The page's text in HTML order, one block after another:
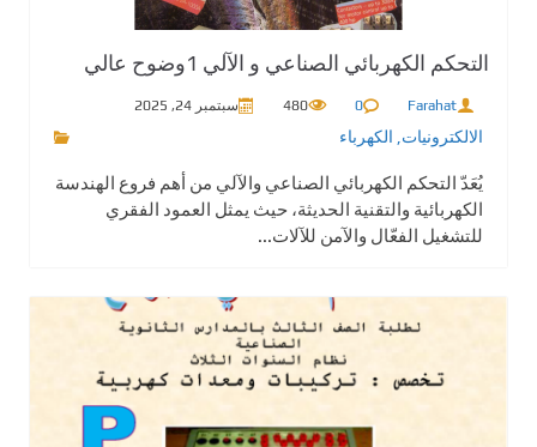
التحكم الكهربائي الصناعي و الآلي 1وضوح عالي
Farahat
0
480 سبتمبر 24, 2025
الالكترونيات, الكهرباء
يُعَدّ التحكم الكهربائي الصناعي والآلي من أهم فروع الهندسة
الكهربائية والتقنية الحديثة، حيث يمثل العمود الفقري
للتشغيل الفعّال والآمن للآلات...